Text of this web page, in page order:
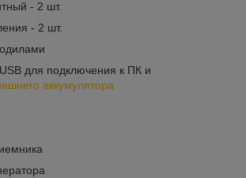
- 2 шт.
- 2 шт.
для подключения к ПК и
аккумулятора